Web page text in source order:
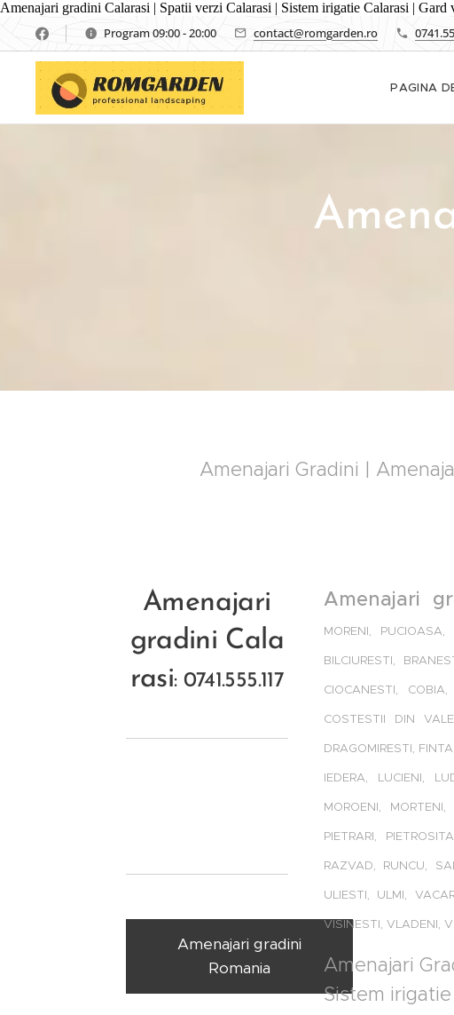
Amenajari gradini Calarasi | Spatii verzi Calarasi | Sistem irigatie Calarasi |
Program 09:00 - 20:00 contact@romgarden.ro
PAGINA
Amenajari Gradini |
Amenajari
gradini Cala
rasi: 0741.555.117
Amenajari gradini
Romania
Amenajari
MORENI,
BILCIURESTI,
CIOCANESTI,
COSTESTII DIN
DRAGOMIRESTI,
IEDERA, LUCIENI,
MOROENI,
PIETRARI,
RAZVAD, RUNCU,
ULIESTI, ULMI,
VISINESTI, VLADENI,
Amenajari
Sistem